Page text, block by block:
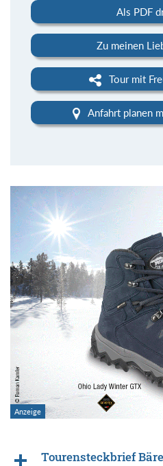
Als PDF
Zu meinen
Tour mit
Anfahrt planen
Tourensteckbrief